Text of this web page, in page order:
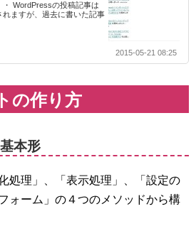
WordPressの投稿記事は
れますが、過去に書いた記事
2015-05-21 08:25
の作り方
本形
処理」、「表示処理」、「設定の
ォーム」の４つのメソッドから構